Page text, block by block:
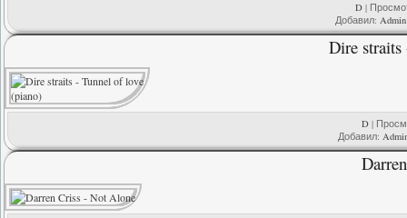
D|
Добавил: Admin
Dire straits
D |
Добавил: